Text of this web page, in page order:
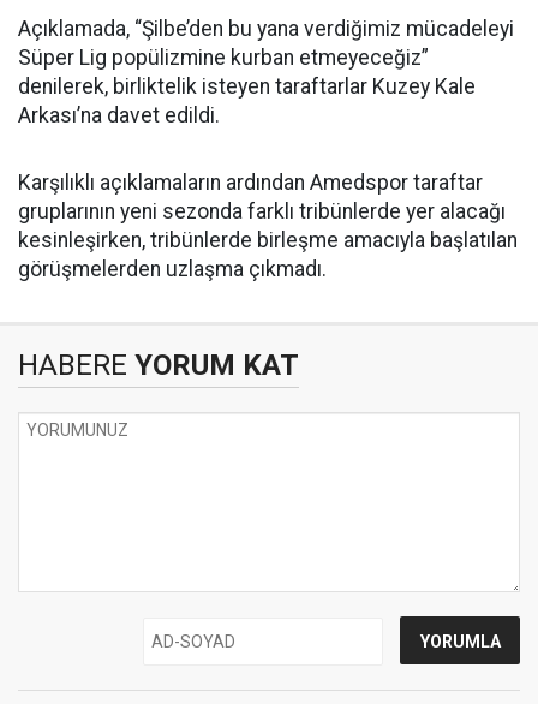
Açıklamada, “Şilbe’den bu yana verdiğimiz mücadeleyi
Süper Lig popülizmine kurban etmeyeceğiz”
denilerek, birliktelik isteyen taraftarlar Kuzey Kale
Arkası’na davet edildi.
Karşılıklı açıklamaların ardından Amedspor taraftar
gruplarının yeni sezonda farklı tribünlerde yer alacağı
kesinleşirken, tribünlerde birleşme amacıyla başlatılan
görüşmelerden uzlaşma çıkmadı.
HABERE YORUM KAT